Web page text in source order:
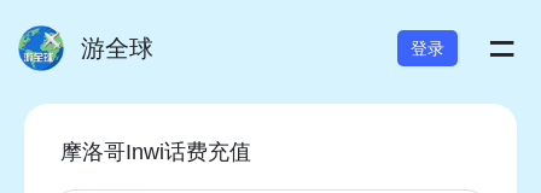
游全球 登录 =
摩洛哥Inwi话费充值